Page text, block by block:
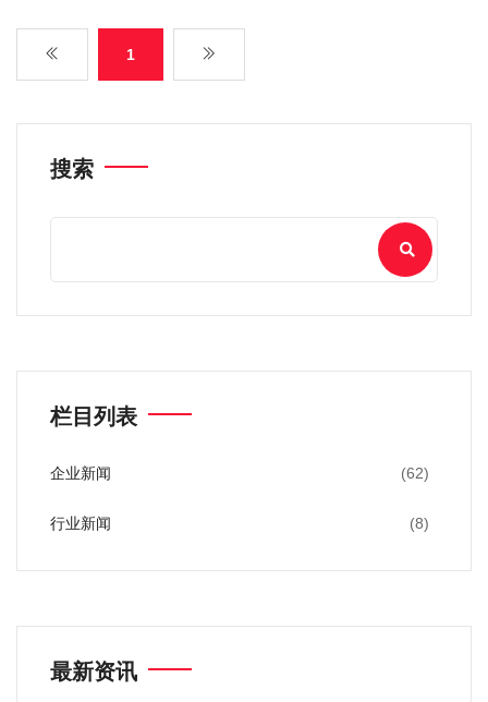
1
搜索
栏目列表
企业新闻 (62)
行业新闻 (8)
最新资讯